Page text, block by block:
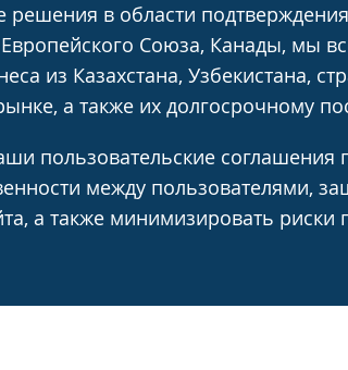
решения в области
Союза, Канады, мы
из Казахстана, Узбекистана,
а также их долгосрочному
пользовательские
между пользователями,
а также минимизировать риски